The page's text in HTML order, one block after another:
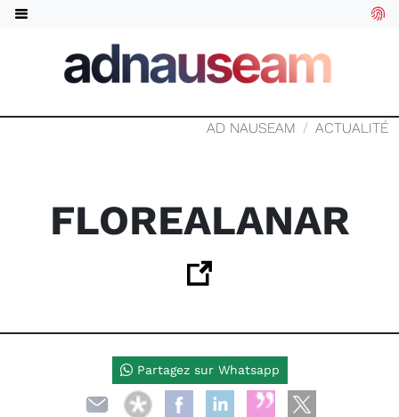
AD NAUSEAM ACTUALITÉ
FLOREALANAR
Partagez sur Whatsapp